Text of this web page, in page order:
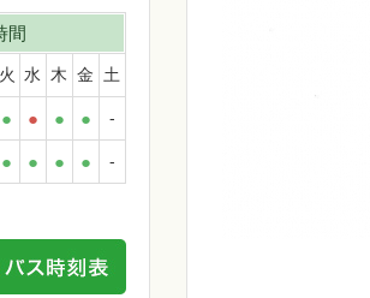
間
火 水 木 金 土
● ● ● ● -
● ● ● ● -